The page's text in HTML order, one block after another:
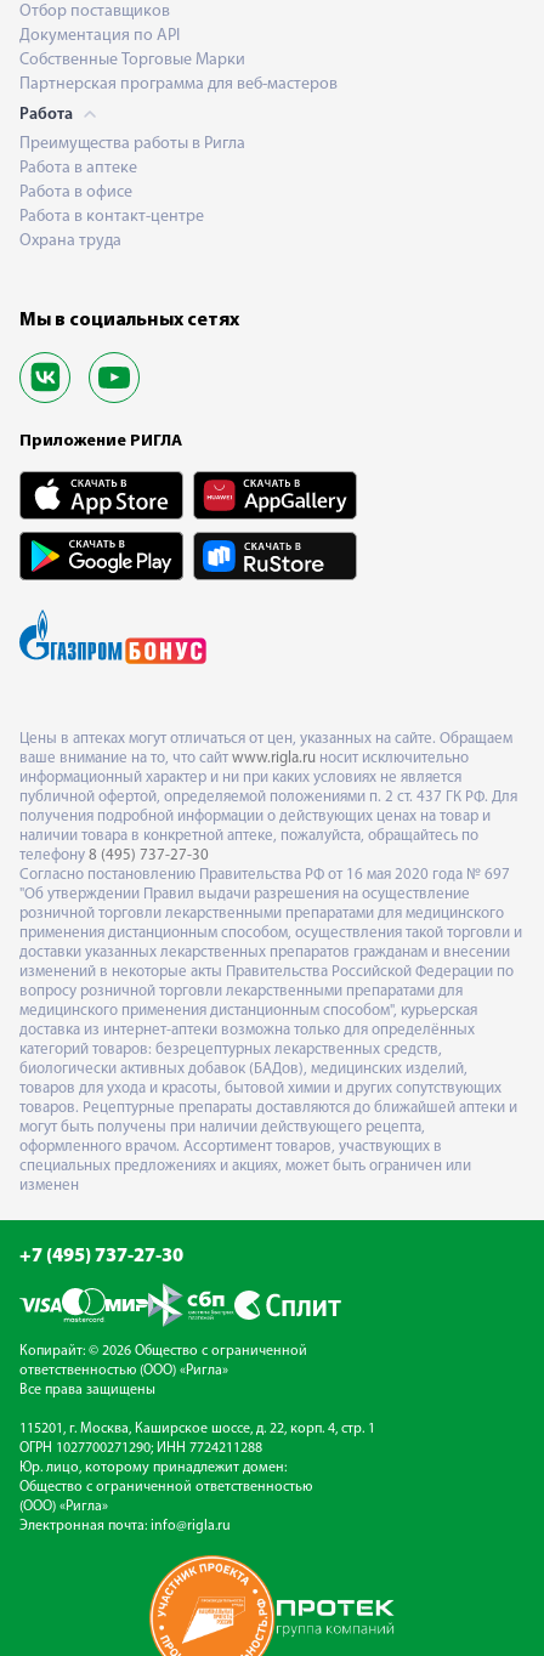
Отбор поставщиков
Документация по API
Собственные Торговые Марки
Партнерская программа для веб-мастеров
Работа
Преимущества работы в Ригла
Работа в аптеке
Работа в офисе
Работа в контакт-центре
Охрана труда
Мы в социальных сетях
Приложение РИГЛА
Цены в аптеках могут отличаться от цен, указанных на сайте. Обращаем
ваше внимание на то, что сайт www.rigla.ru носит исключительно
информационный характер и ни при каких условиях не является
публичной офертой, определяемой положениями п. 2 ст. 437 ГК РФ. Для
получения подробной информации о действующих ценах на товар и
наличии товара в конкретной аптеке, пожалуйста, обращайтесь по
телефону 8 (495) 737-27-30
Согласно постановлению Правительства РФ от 16 мая 2020 года № 697
"Об утверждении Правил выдачи разрешения на осуществление
розничной торговли лекарственными препаратами для медицинского
применения дистанционным способом, осуществления такой торговли и
доставки указанных лекарственных препаратов гражданам и внесении
изменений в некоторые акты Правительства Российской Федерации по
вопросу розничной торговли лекарственными препаратами для
медицинского применения дистанционным способом", курьерская
доставка из интернет-аптеки возможна только для определённых
категорий товаров: безрецептурных лекарственных средств,
биологически активных добавок (БАДов), медицинских изделий,
товаров для ухода и красоты, бытовой химии и других сопутствующих
товаров. Рецептурные препараты доставляются до ближайшей аптеки и
могут быть получены при наличии действующего рецепта,
оформленного врачом. Ассортимент товаров, участвующих в
специальных предложениях и акциях, может быть ограничен или
изменен
+7 (495) 737-27-30
Копирайт: © 2026 Общество с ограниченной
ответственностью (ООО) «Ригла»
Все права защищены
115201, г. Москва, Каширское шоссе, д. 22, корп. 4, стр. 1
ОГРН 1027700271290; ИНН 7724211288
Юр. лицо, которому принадлежит домен:
Общество с ограниченной ответственностью
(ООО) «Ригла»
Электронная почта: info@rigla.ru